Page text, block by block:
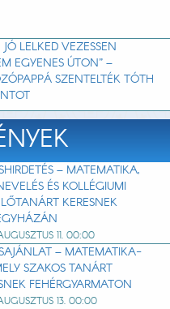
LELKED VEZESSEN
EGYENES ÚTON” –
SZENTELTÉK TÓTH
– MATEMATIKA,
ÉS KOLLÉGIUMI
KERESNEK
11. 00:00
– MATEMATIKA-
SZAKOS TANÁRT
FEHÉRGYARMATON
13. 00:00